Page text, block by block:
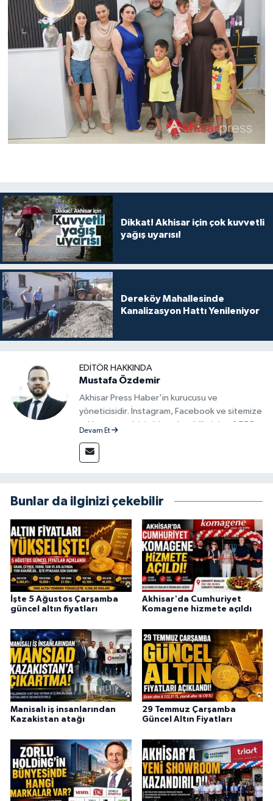
Dikkat! Akhisar için çok kuvvetli
yağış uyarısı!
Dereköy Mahallesinde
Kanalizasyon Hattı Yenileniyor
EDITÖR HAKKINDA
Mustafa Özdemir
Akhisar Press Haber'in kurucusu ve
yöneticisidir. İnstagram, Facebook ve sitemize
reklam vermek için bize ulaşabilirsiniz - 0555
Devam Et
Bunlar da ilginizi çekebilir
İşte 5 Ağustos Çarşamba
güncel altın fiyatları
Akhisar'da Cumhuriyet
Komagene hizmete açıldı
Manisalı iş insanlarından
Kazakistan atağı
29 Temmuz Çarşamba
Güncel Altın Fiyatları